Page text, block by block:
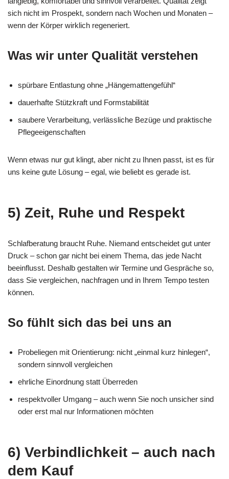
sich nicht im Prospekt, sondern nach Wochen und Monaten –
wenn der Körper wirklich regeneriert.
Was wir unter Qualität verstehen
spürbare Entlastung ohne „Hängemattengefühl“
dauerhafte Stützkraft und Formstabilität
saubere Verarbeitung, verlässliche Bezüge und praktische
Pflegeeigenschaften
Wenn etwas nur gut klingt, aber nicht zu Ihnen passt, ist es für
uns keine gute Lösung – egal, wie beliebt es gerade ist.
5) Zeit, Ruhe und Respekt
Schlafberatung braucht Ruhe. Niemand entscheidet gut unter
Druck – schon gar nicht bei einem Thema, das jede Nacht
beeinflusst. Deshalb gestalten wir Termine und Gespräche so,
dass Sie vergleichen, nachfragen und in Ihrem Tempo testen
können.
So fühlt sich das bei uns an
Probeliegen mit Orientierung: nicht „einmal kurz hinlegen“,
sondern sinnvoll vergleichen
ehrliche Einordnung statt Überreden
respektvoller Umgang – auch wenn Sie noch unsicher sind
oder erst mal nur Informationen möchten
6) Verbindlichkeit – auch nach
dem Kauf